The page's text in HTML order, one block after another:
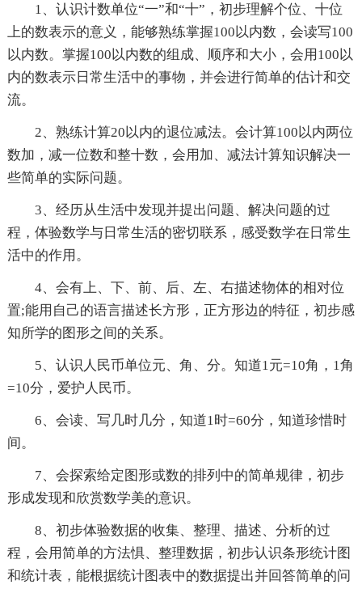
1、认识计数单位“一”和“十”，初步理解个位、十位
上的数表示的意义，能够熟练掌握100以内数，会读写100
以内数。掌握100以内数的组成、顺序和大小，会用100以
内的数表示日常生活中的事物，并会进行简单的估计和交
流。
2、熟练计算20以内的退位减法。会计算100以内两位
数加，减一位数和整十数，会用加、减法计算知识解决一
些简单的实际问题。
3、经历从生活中发现并提出问题、解决问题的过
程，体验数学与日常生活的密切联系，感受数学在日常生
活中的作用。
4、会有上、下、前、后、左、右描述物体的相对位
置;能用自己的语言描述长方形，正方形边的特征，初步感
知所学的图形之间的关系。
5、认识人民币单位元、角、分。知道1元=10角，1角
=10分，爱护人民币。
6、会读、写几时几分，知道1时=60分，知道珍惜时
间。
7、会探索给定图形或数的排列中的简单规律，初步
形成发现和欣赏数学美的意识。
8、初步体验数据的收集、整理、描述、分析的过
程，会用简单的方法惧、整理数据，初步认识条形统计图
和统计表，能根据统计图表中的数据提出并回答简单的问